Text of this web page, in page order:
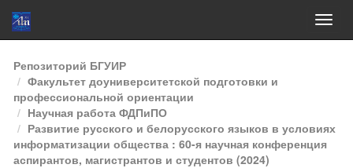
Skip
navigation
Репозиторий БГУИР
Факультет доуниверситетской подготовки и
профессиональной ориентации
Научная работа ФДПиПО
Развитие русского и белорусского языков в условиях
информатизации общества : 60-я научная конференция
аспирантов, магистрантов и студентов (2024)